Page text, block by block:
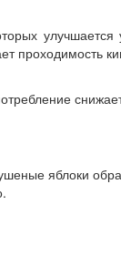
улучшается
проходимость
яблоки